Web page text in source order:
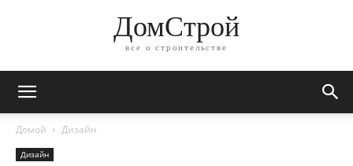
ДомСтрой
все о строительстве
Домой Дизайн
Дизайн